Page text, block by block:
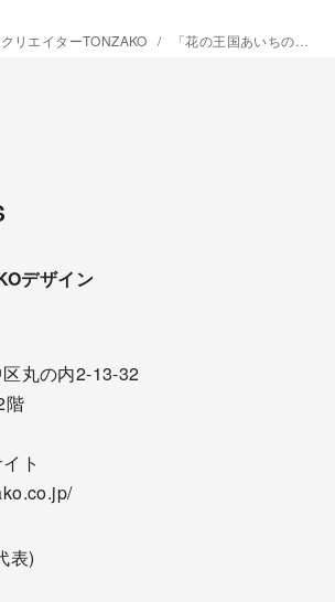
クリエイターTONZAKO 「花の王国あいちの玄関口を飾り、地域を応援」
デザイン
丸の内2-13-32
階
ト
表)